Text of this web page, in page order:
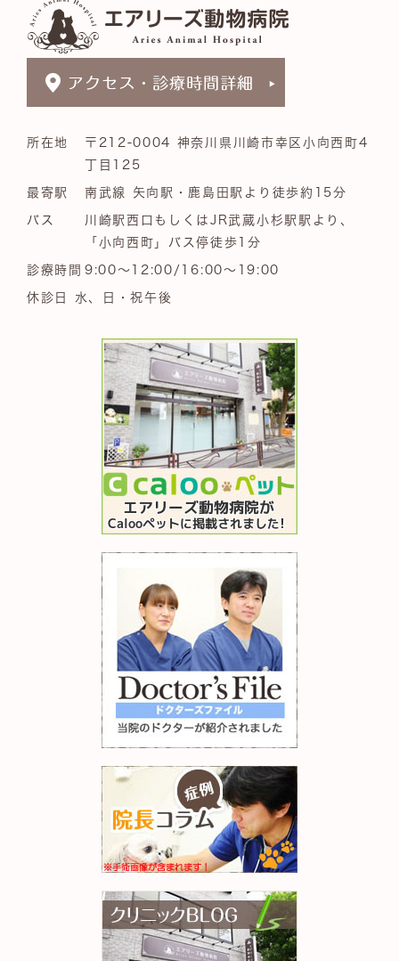
所在地
〒212-0004 神奈川県川崎市幸区小向西町4
丁目125
最寄駅 南武線 矢向駅・鹿島田駅より徒歩約15分
バス
川崎駅西口もしくはJR武蔵小杉駅駅より、
「小向西町」バス停徒歩1分
診療時間 9:00～12:00/16:00～19:00
休診日 水、日・祝午後